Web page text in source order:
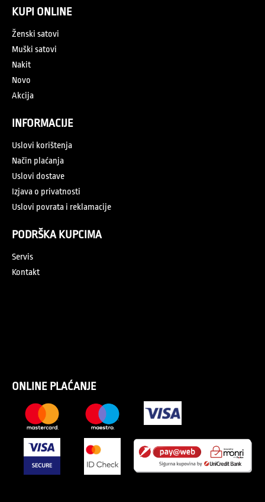
KUPI ONLINE
Ženski satovi
Muški satovi
Nakit
Novo
Akcija
INFORMACIJE
Uslovi korištenja
Način plaćanja
Uslovi dostave
Izjava o privatnosti
Uslovi povrata i reklamacije
PODRŠKA KUPCIMA
Servis
Kontakt
ONLINE PLAĆANJE